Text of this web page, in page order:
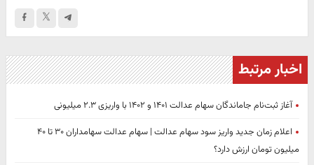
اخبار مرتبط
آغاز ثبت‌نام جاماندگان سهام عدالت ۱۴۰۱ و ۱۴۰۲ با واریزی ۲.۳ میلیونی
اعلام زمان جدید واریز سود سهام عدالت | سهام عدالت سهامداران ۳۰ تا ۴۰
میلیون تومان ارزش دارد؟